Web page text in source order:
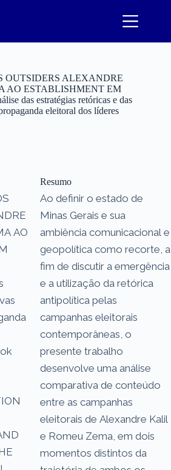
OUTSIDERS ALEXANDRE
AO ESTABLISHMENT EM
das estratégias retóricas e das
eleitoral dos líderes
Resumo
Ao definir o estado de
Minas Gerais e sua
ambiência comunicacional e
geopolítica como recorte, a
fim de discutir a emergência
e a utilização da retórica
antipolítica pelas
campanhas eleitorais
contemporâneas, o
presente trabalho
desenvolve uma análise
comparativa de conteúdo
entre as campanhas
eleitorais de Alexandre Kalil
e Romeu Zema, em dois
momentos distintos da